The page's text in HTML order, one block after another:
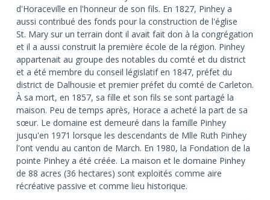
d'Horaceville en l'honneur de son fils. En 1827, Pinhey a
aussi contribué des fonds pour la construction de l'église
St. Mary sur un terrain dont il avait fait don à la congrégation
et il a aussi construit la première école de la région. Pinhey
appartenait au groupe des notables du comté et du district
et a été membre du conseil législatif en 1847, préfet du
district de Dalhousie et premier préfet du comté de Carleton.
À sa mort, en 1857, sa fille et son fils se sont partagé la
maison. Peu de temps après, Horace a acheté la part de sa
sœur. Le domaine est demeuré dans la famille Pinhey
jusqu'en 1971 lorsque les descendants de Mlle Ruth Pinhey
l'ont vendu au canton de March. En 1980, la Fondation de la
pointe Pinhey a été créée. La maison et le domaine Pinhey
de 88 acres (36 hectares) sont exploités comme aire
récréative passive et comme lieu historique.